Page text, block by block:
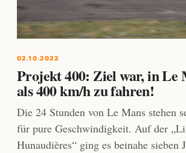
02.10.2022
Projekt 400: Ziel war, in Le
als 400 km/h zu fahren!
Die 24 Stunden von Le Mans stehen
für pure Geschwindigkeit. Auf der
Hunaudières“ ging es beinahe sieben